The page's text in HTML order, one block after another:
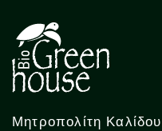
Μητροπολίτη